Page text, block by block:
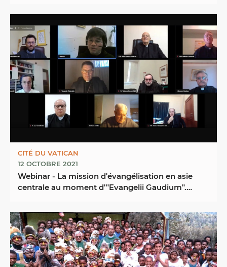
CITÉ DU VATICAN
12 OCTOBRE 2021
Webinar - La mission d'évangélisation en asie
centrale au moment d'"Evangelii Gaudium".